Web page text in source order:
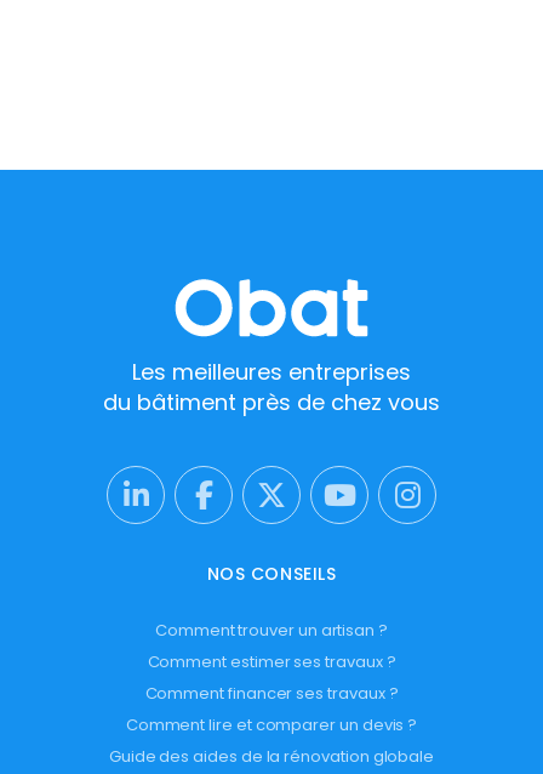
Les meilleures entreprises
du bâtiment près de chez vous
NOS CONSEILS
Comment trouver un artisan ?
Comment estimer ses travaux ?
Comment financer ses travaux ?
Comment lire et comparer un devis ?
Guide des aides de la rénovation globale